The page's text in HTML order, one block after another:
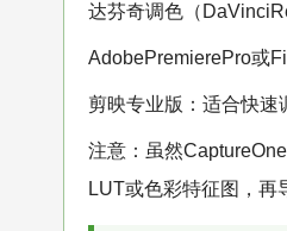
达芬奇调色（
AdobePremierePro或
剪映专业版：适合快速
注意：虽然
LUT或色彩特征图，再